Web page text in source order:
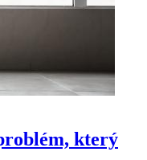
který